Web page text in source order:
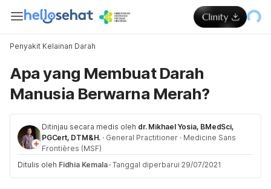
Penyakit Kelainan Darah
Apa yang Membuat Darah
Manusia Berwarna Merah?
Ditinjau secara medis oleh dr. Mikhael Yosia, BMedSci,
PGCert, DTM&H. · General Practitioner · Medicine Sans
Frontières (MSF)
Ditulis oleh Fidhia Kemala · Tanggal diperbarui 29/07/2021